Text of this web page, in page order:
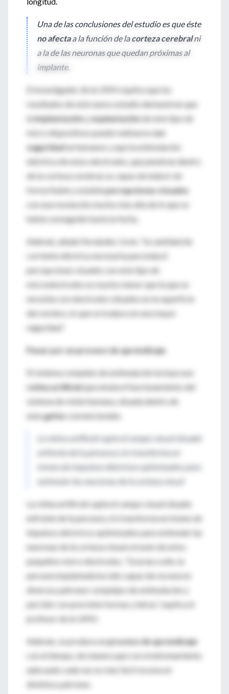
Una de las conclusiones del estudio es que éste
no afectaa la función de lacorteza cerebralni
a la de las neuronas que quedan próximas al
implante.
El investigador de la UMH explica que los
resultados de este nuevo estudio demuestran que
laimplantacióny explantaciónde este tipo de
micro dispositivos puede realizarsecon
seguridaden humanos y que la estimulación
eléctrica de estos electrodos, que penetran dentro
de la corteza cerebral, es capaz de inducir de
forma fiable y establepercepciones visuales
con una resolución mucho más alta de lo que se
había conseguido hasta la fecha.
Además, añade Fernández Jover, “la cantidad de
corriente eléctrica necesaria para inducir
percepciones visuales con este tipo de
microelectrodos es mucho menor que la que se
necesita con electrodos situados en la superficie
del cerebro, lo que se traduce en una mayor
seguridad”.
Pasar por un proceso de aprendizaje
El sistema completo de estimulación incluye una
retina artificialque emula el funcionamiento del
sistema de visión humana, situada dentro de
unasgafasconvencionales.
La retina artificial capta el campo visual situado
enfrente de la persona y lo transforma en
trenes de impulsos eléctricos optimizados para
estimular las neuronas de la corteza visual
La retina artificial capta el campo visual situado
enfrente de la persona y lo transforma en trenes de
impulsos eléctricos optimizados para estimular las
neuronas de la corteza visual a través de estos
pequeños micro electrodos. “Gracias a ello, la
persona implantada ha sido capaz de reconocer
diversos patrones complejos de estimulación y
percibir con precisión formas y letras”, explica el
profesor de la UMH.
Además, se produce unproceso de aprendizaje
con el tiempo, de manera que con el entrenamiento
adecuado cada vez es más fácil reconocer
distintos patrones.